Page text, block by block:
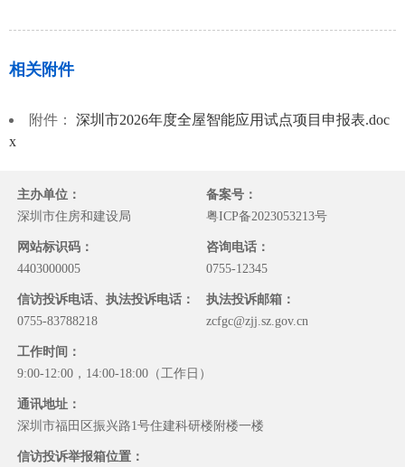
相关附件
附件： 深圳市2026年度全屋智能应用试点项目申报表.doc
x
主办单位：
深圳市住房和建设局
备案号：
粤ICP备2023053213号
网站标识码：
4403000005
咨询电话：
0755-12345
信访投诉电话、执法投诉电话：
0755-83788218
执法投诉邮箱：
zcfgc@zjj.sz.gov.cn
工作时间：
9:00-12:00，14:00-18:00（工作日）
通讯地址：
深圳市福田区振兴路1号住建科研楼附楼一楼
信访投诉举报箱位置：